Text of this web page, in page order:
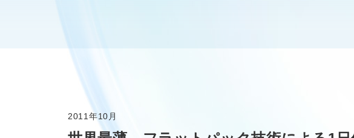
2011年10月